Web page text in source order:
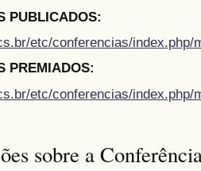
PUBLICADOS:
etc/conferencias/
PREMIADOS:
etc/conferencias/index.php/
sobre a